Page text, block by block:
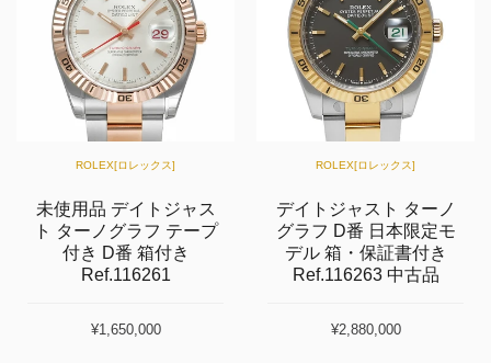
ROLEX[ロレックス]
未使用品 デイトジャス
ト ターノグラフ テープ
付き D番 箱付き
Ref.116261
¥1,650,000
ROLEX[ロレックス]
デイトジャスト ターノ
グラフ D番 日本限定モ
デル 箱・保証書付き
Ref.116263 中古品
¥2,880,000